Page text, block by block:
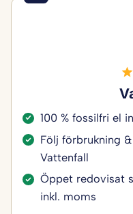
100 % fossilfri el
Följ förbrukning
Vattenfall
Öppet redovisat
inkl. moms